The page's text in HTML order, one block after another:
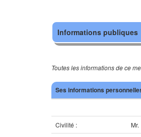
Informations publiques
Toutes les informations de ce
Ses informations
Civilité :
Mr.